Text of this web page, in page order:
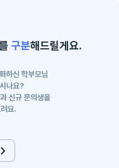
구분해드릴게요.
하신 학부모님
나요?
신규 문의생을
요.